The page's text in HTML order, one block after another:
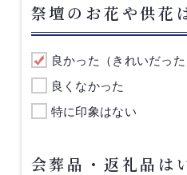
祭壇のお花や供花
良かった（きれいだった
良くなかった
特に印象はない
会葬品・返礼品は